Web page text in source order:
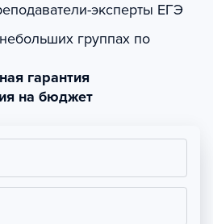
эксперты ЕГЭ
группах по
гарантия
на бюджет